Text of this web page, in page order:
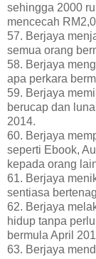
sehingga 2000
mencecah
57. Berjaya
semua orang
58. Berjaya
apa perkara
59. Berjaya
berucap dan
2014.
60. Berjaya
seperti Ebook,
kepada orang
61. Berjaya
sentiasa
62. Berjaya
hidup tanpa
bermula April
63. Berjaya